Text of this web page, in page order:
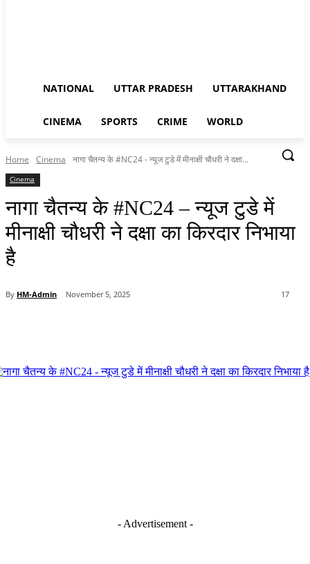
NATIONAL UTTAR PRADESH UTTARAKHAND
CINEMA SPORTS CRIME WORLD
Home Cinema नागा चैतन्य के #NC24 - न्यूज टुडे में मीनाक्षी चौधरी ने दक्षा...
Cinema
नागा चैतन्य के #NC24 – न्यूज टुडे में
मीनाक्षी चौधरी ने दक्षा का किरदार निभाया
है
By HM-Admin November 5, 2025 17
- Advertisement -